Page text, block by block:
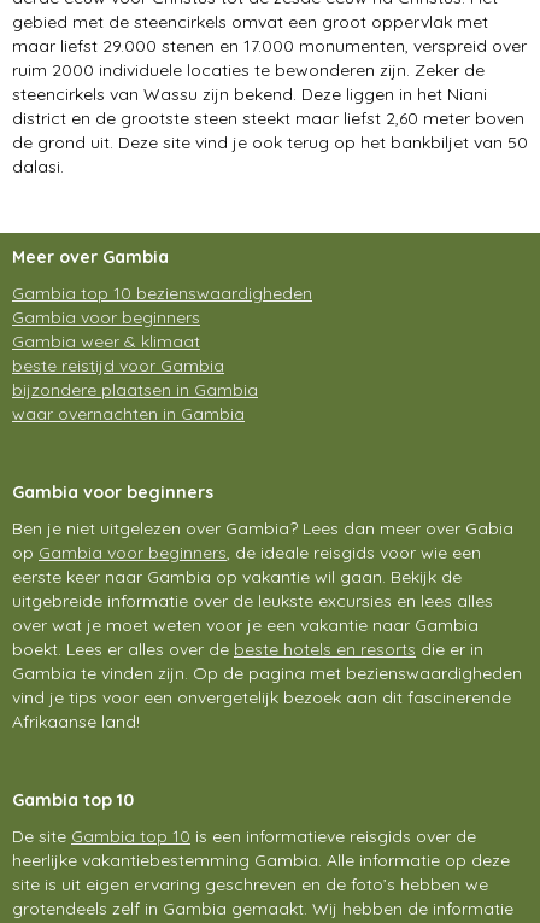
gebied met de steencirkels omvat een groot oppervlak met
maar liefst 29.000 stenen en 17.000 monumenten, verspreid over
ruim 2000 individuele locaties te bewonderen zijn. Zeker de
steencirkels van Wassu zijn bekend. Deze liggen in het Niani
district en de grootste steen steekt maar liefst 2,60 meter boven
de grond uit. Deze site vind je ook terug op het bankbiljet van 50
dalasi.
Meer over Gambia
Gambia top 10 bezienswaardigheden
Gambia voor beginners
Gambia weer & klimaat
beste reistijd voor Gambia
bijzondere plaatsen in Gambia
waar overnachten in Gambia
Gambia voor beginners
Ben je niet uitgelezen over Gambia? Lees dan meer over Gabia
op Gambia voor beginners, de ideale reisgids voor wie een
eerste keer naar Gambia op vakantie wil gaan. Bekijk de
uitgebreide informatie over de leukste excursies en lees alles
over wat je moet weten voor je een vakantie naar Gambia
boekt. Lees er alles over de beste hotels en resorts die er in
Gambia te vinden zijn. Op de pagina met bezienswaardigheden
vind je tips voor een onvergetelijk bezoek aan dit fascinerende
Afrikaanse land!
Gambia top 10
De site Gambia top 10 is een informatieve reisgids over de
heerlijke vakantiebestemming Gambia. Alle informatie op deze
site is uit eigen ervaring geschreven en de foto’s hebben we
grotendeels zelf in Gambia gemaakt. Wij hebben de informatie